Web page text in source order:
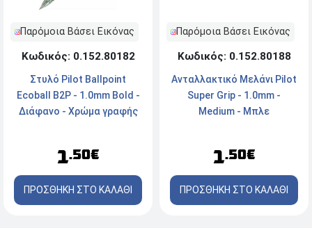
Παρόμοια Βάσει Εικόνας
Κωδικός: 0.152.80182
Στυλό Pilot Ballpoint
Ecoball B2P - 1.0mm Bold -
Διάφανο - Χρώμα γραφής
1.50€
ΠΡΟΣΘΗΚΗ ΣΤΟ ΚΑΛΑΘΙ
Παρόμοια Βάσει Εικόνας
Κωδικός: 0.152.80188
Ανταλλακτικό Μελάνι Pilot
Super Grip - 1.0mm -
Medium - Μπλε
1.50€
ΠΡΟΣΘΗΚΗ ΣΤΟ ΚΑΛΑΘΙ